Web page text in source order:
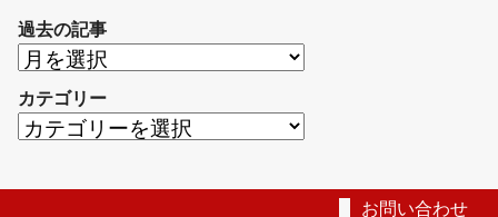
過去の記事
過
の
記
カテゴリー
カ
お問い合わせ